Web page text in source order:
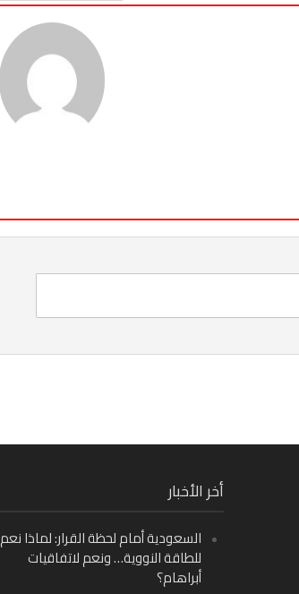
أخر الأخبار
السعودية أمام لحظة القرار: لماذا نعم
للطاقة النووية… ونعم لاتفاقيات
أبراهام؟